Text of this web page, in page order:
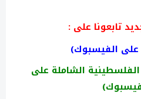
تابعونا على :
على الفيسبوك)
الشاملة على